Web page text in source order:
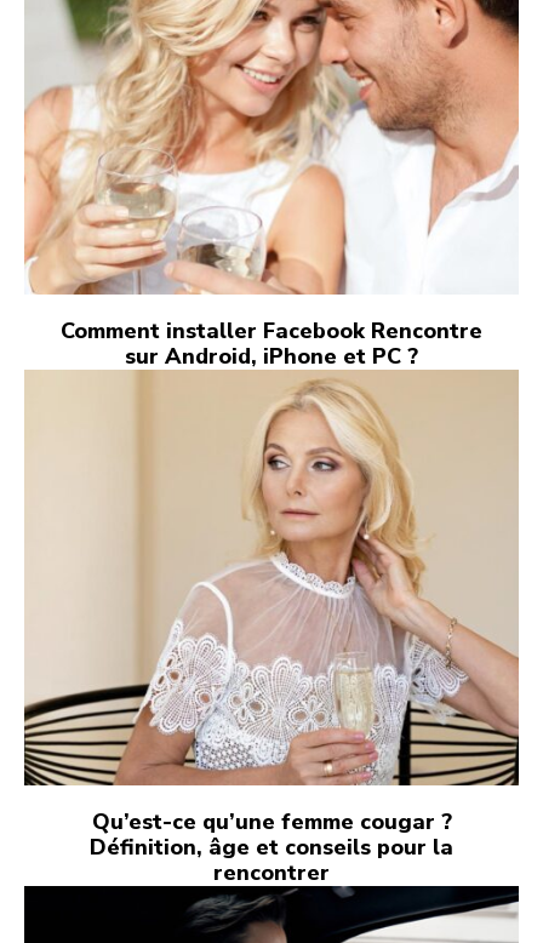
Comment installer Facebook Rencontre
sur Android, iPhone et PC ?
Qu’est-ce qu’une femme cougar ?
Définition, âge et conseils pour la
rencontrer